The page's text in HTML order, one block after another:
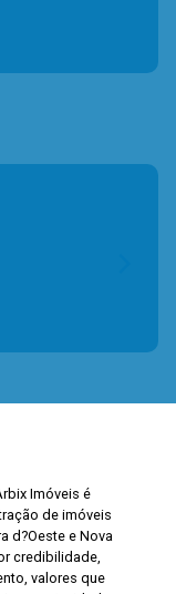
Imóveis é
de imóveis
d?Oeste e Nova
credibilidade,
valores que